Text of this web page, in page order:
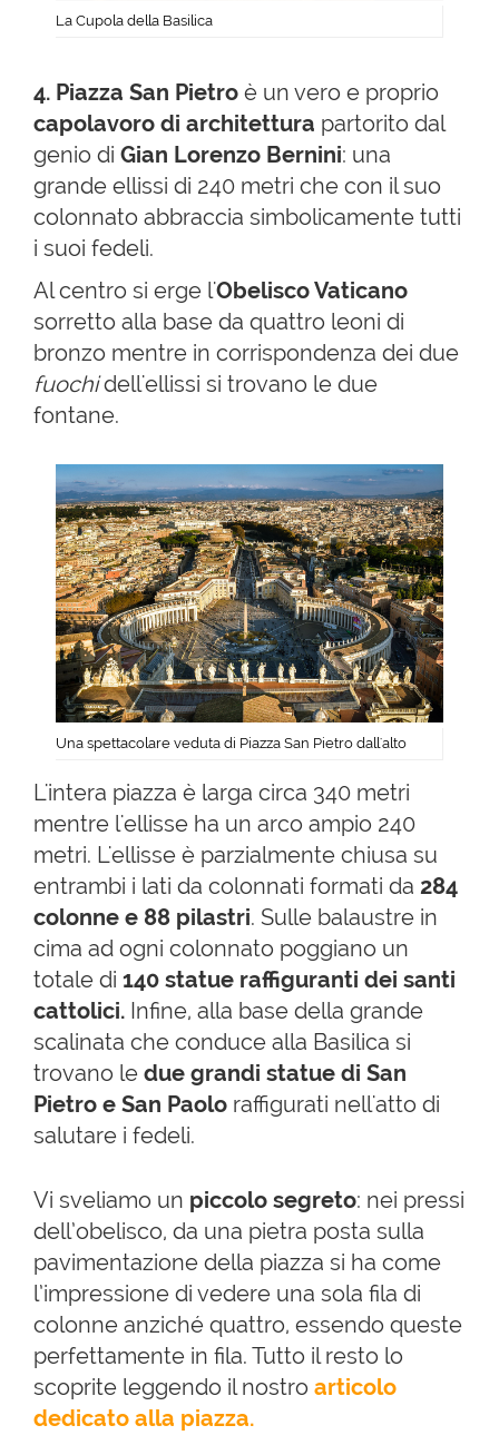
La Cupola della Basilica
4. Piazza San Pietro è un vero e proprio
capolavoro di architettura partorito dal
genio di Gian Lorenzo Bernini: una
grande ellissi di 240 metri che con il suo
colonnato abbraccia simbolicamente tutti
i suoi fedeli.
Al centro si erge l'Obelisco Vaticano
sorretto alla base da quattro leoni di
bronzo mentre in corrispondenza dei due
fuochidell'ellissi si trovano le due
fontane.
Una spettacolare veduta di Piazza San Pietro dall'alto
L'intera piazza è larga circa 340 metri
mentre l'ellisse ha un arco ampio 240
metri. L'ellisse è parzialmente chiusa su
entrambi i lati da colonnati formati da 284
colonne e 88 pilastri. Sulle balaustre in
cima ad ogni colonnato poggiano un
totale di 140 statue raffiguranti dei santi
cattolici. Infine, alla base della grande
scalinata che conduce alla Basilica si
trovano le due grandi statue di San
Pietro e San Paolo raffigurati nell'atto di
salutare i fedeli.
Vi sveliamo un piccolo segreto: nei pressi
dell’obelisco, da una pietra posta sulla
pavimentazione della piazza si ha come
l’impressione di vedere una sola fila di
colonne anziché quattro, essendo queste
perfettamente in fila. Tutto il resto lo
scoprite leggendo il nostro articolo
dedicato alla piazza.